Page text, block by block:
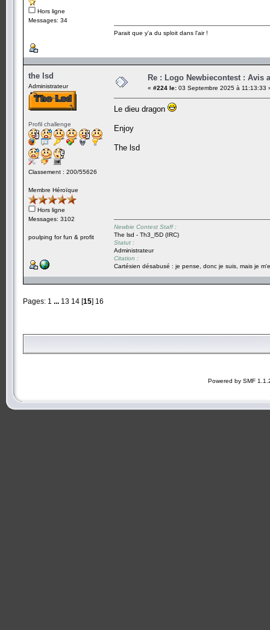
Hors ligne
Messages: 34
Parait que y'a du sploit dans l'air !
the lsd
Administrateur
Profil challenge
Classement : 200/55626
Membre Héroïque
Hors ligne
Messages: 3102
poulping for fun & profit
Re : Logo Newbiecontest : Avis
« #224 le: 03 Septembre 2025 à 11:13:33
Le dieu dragon
Enjoy
The lsd
Newbie Contest Staff :
The lsd - Th3_l5D (IRC)
Statut :
Administrateur
Citation :
Cartésien désabusé : je pense, donc je suis, mais je
Pages: 1 ... 13 14 [15] 16
Powered by SMF